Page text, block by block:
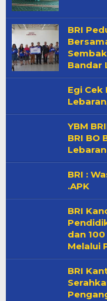
BRI
Bandar
Egi
YBM
BRI BO
BRI :
.APK
BRI
dan
Melalui
BRI